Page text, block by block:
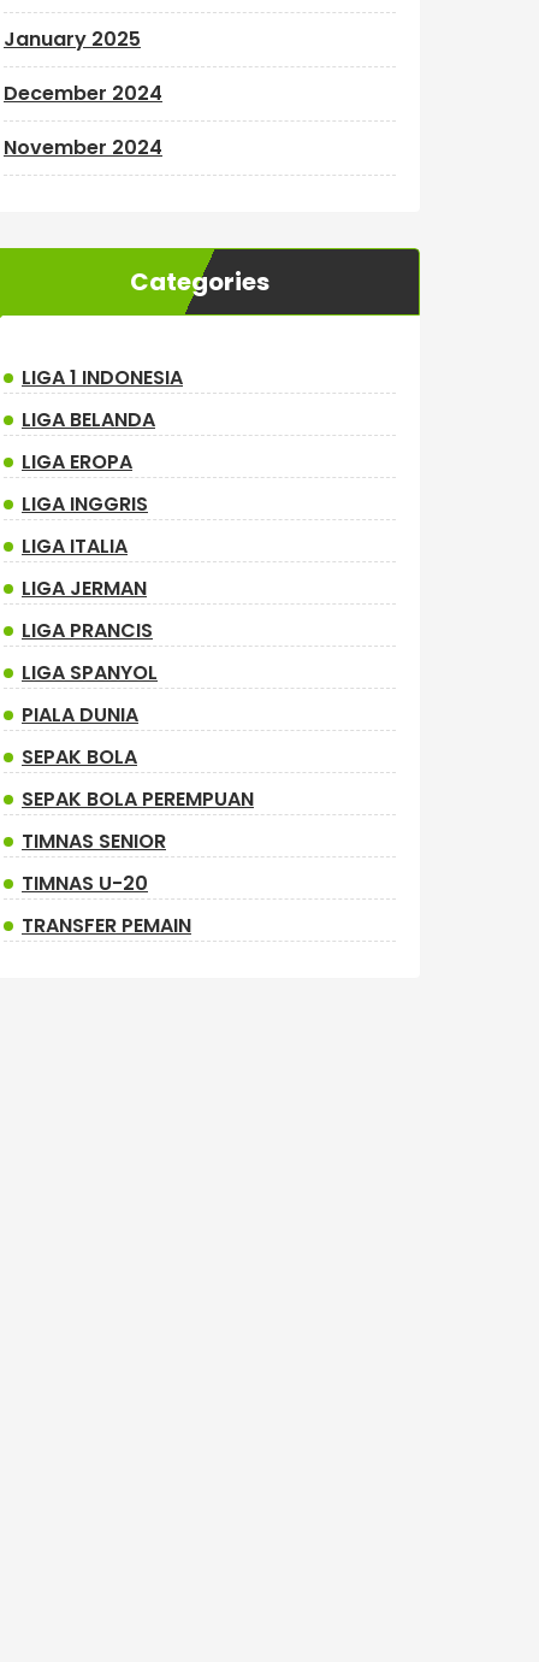
January 2025
December 2024
November 2024
Categories
LIGA 1 INDONESIA
LIGA BELANDA
LIGA EROPA
LIGA INGGRIS
LIGA ITALIA
LIGA JERMAN
LIGA PRANCIS
LIGA SPANYOL
PIALA DUNIA
SEPAK BOLA
SEPAK BOLA PEREMPUAN
TIMNAS SENIOR
TIMNAS U-20
TRANSFER PEMAIN